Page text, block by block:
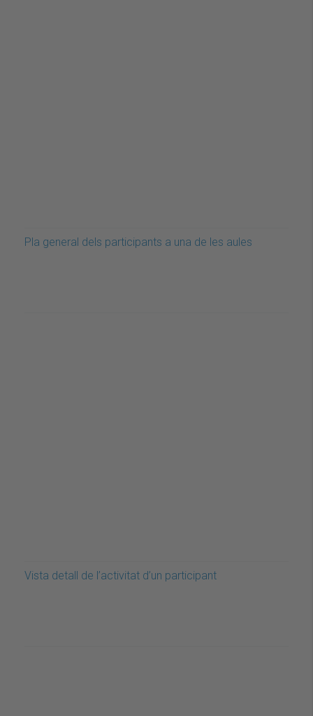
Pla general dels participants a una de les aules
Vista detall de l’activitat d’un participant